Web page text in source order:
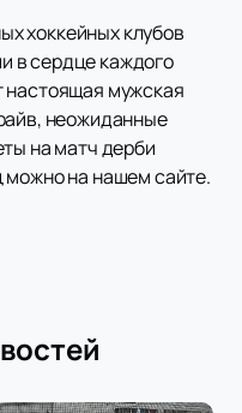
хоккейных клубов
в сердце каждого
настоящая мужская
неожиданные
на матч дерби
можно на нашем сайте.